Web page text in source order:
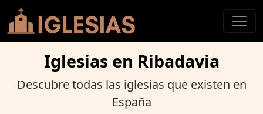
Iglesias en Ribadavia
Descubre todas las iglesias que existen en
España